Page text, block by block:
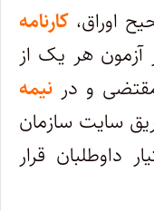
کارنامه
هر یک‌ از
و در نیمه
سایت سازمان
قرار